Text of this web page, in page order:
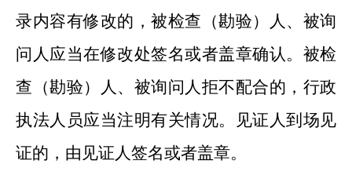
录内容有修改的，被检查（勘验）人、被询
问人应当在修改处签名或者盖章确认。被检
查（勘验）人、被询问人拒不配合的，行政
执法人员应当注明有关情况。见证人到场见
证的，由见证人签名或者盖章。